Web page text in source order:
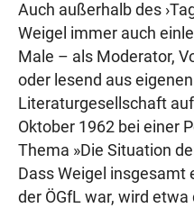
Auch außerhalb des
Weigel immer auch
Male – als Moderator,
oder lesend aus
Literaturgesellschaft
Oktober 1962 bei einer
Thema »Die Situation
Dass Weigel insgesamt
der ÖGfL war, wird